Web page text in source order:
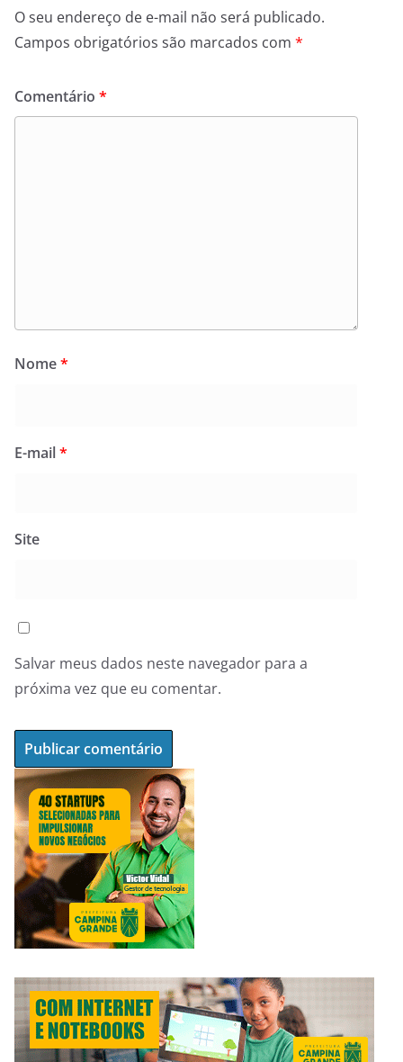
O seu endereço de e-mail não será publicado.
Campos obrigatórios são marcados com *
Comentário *
Nome*
E-mail*
Site
Salvar meus dados neste navegador para a
próxima vez que eu comentar.